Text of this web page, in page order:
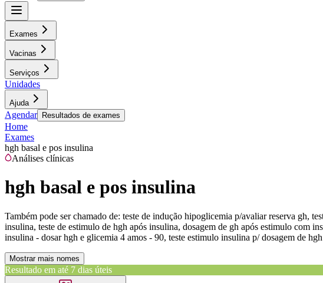
Exames
Vacinas
Serviços
Unidades
Ajuda
Agendar Resultados de exames
Home
Exames
hgh basal e pos insulina
Análises clínicas
hgh basal e pos insulina
Também pode ser chamado de: teste de indução hipoglicemia p/avaliar reserva gh,
insulina, teste de estimulo de hgh após insulina, dosagem de gh após estimulo com
insulina - dosar hgh e glicemia 4 amos - 90, teste estimulo insulina p/ dosagem de
Mostrar mais nomes
Resultado em até 7 dias úteis